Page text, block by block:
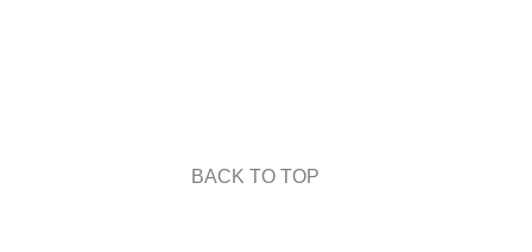
BACK TO TOP